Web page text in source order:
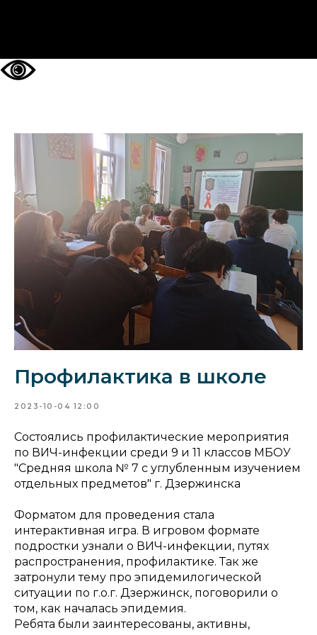
Профилактика в школе
2023-10-04 12:00
Состоялись профилактические мероприятия
по ВИЧ-инфекции среди 9 и 11 классов МБОУ
"Средняя школа № 7 с углубленным изучением
отдельных предметов" г. Дзержинска
Форматом для проведения стала
интерактивная игра. В игровом формате
подростки узнали о ВИЧ-инфекции, путях
распространения, профилактике. Так же
затронули тему про эпидемилогической
ситуации по г.о.г. Дзержинск, поговорили о
том, как началась эпидемия.
Ребята были заинтересованы, активны,